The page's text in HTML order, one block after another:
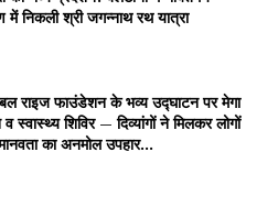
में निकली श्री जगन्नाथ रथ यात्रा
राइज फाउंडेशन के भव्य उद्घाटन पर मेगा
व स्वास्थ्य शिविर — दिव्यांगों ने मिलकर लोगों
का अनमोल उपहार...